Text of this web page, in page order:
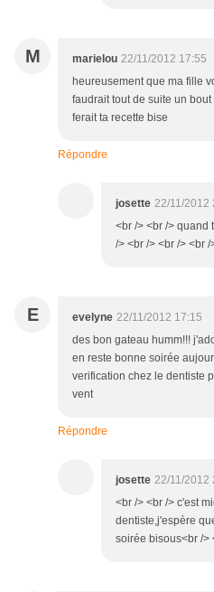
M marielou 22/11/2012 17:55
heureusement que ma fille
faudrait tout de suite un
ferait ta recette bise
Répondre
josette 22/11/2012
<br /> <br /> quand
/> <br /> <br /> <br /
E evelyne 22/11/2012 17:15
des bon gateau humm!!!
en reste bonne soirée
verification chez le dentiste
vent
Répondre
josette 22/11/2012
<br /> <br /> c'est
dentiste,j'espère
soirée bisous<br />